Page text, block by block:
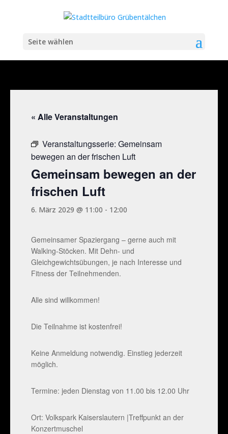
Seite wählen
« Alle Veranstaltungen
Veranstaltungsserie: Gemeinsam
bewegen an der frischen Luft
Gemeinsam bewegen an der
frischen Luft
6. März 2029 @ 11:00 - 12:00
Gemeinsamer Spaziergang – gerne auch mit
Walking-Stöcken. Mit Dehn- und
Gleichgewichtsübungen, je nach Interesse und
Fitness der Teilnehmenden.
Alle sind willkommen!
Die Teilnahme ist kostenfrei!
Keine Anmeldung notwendig. Einstieg jederzeit
möglich.
Termine: jeden Dienstag von 11.00 bis 12.00 Uhr
Ort: Volkspark Kaiserslautern |Treffpunkt an der
Konzertmuschel